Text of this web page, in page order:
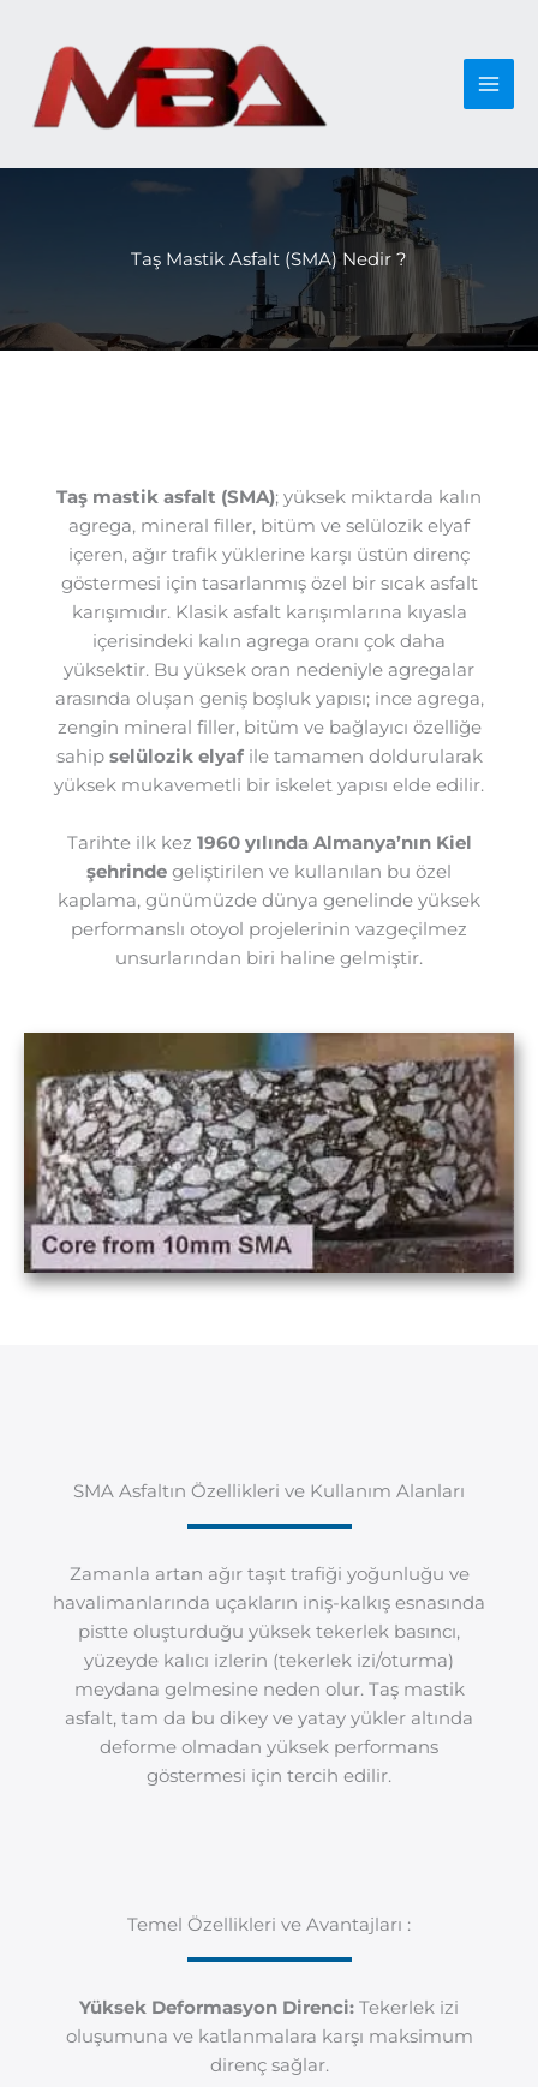
Taş Mastik Asfalt (SMA) Nedir ?
Taş mastik asfalt (SMA); yüksek miktarda kalın
agrega, mineral filler, bitüm ve selülozik elyaf
içeren, ağır trafik yüklerine karşı üstün direnç
göstermesi için tasarlanmış özel bir sıcak asfalt
karışımıdır. Klasik asfalt karışımlarına kıyasla
içerisindeki kalın agrega oranı çok daha
yüksektir. Bu yüksek oran nedeniyle agregalar
arasında oluşan geniş boşluk yapısı; ince agrega,
zengin mineral filler, bitüm ve bağlayıcı özelliğe
sahip selülozik elyafile tamamen doldurularak
yüksek mukavemetli bir iskelet yapısı elde edilir.
Tarihte ilk kez 1960 yılında Almanya’nın Kiel
şehrinde geliştirilen ve kullanılan bu özel
kaplama, günümüzde dünya genelinde yüksek
performanslı otoyol projelerinin vazgeçilmez
unsurlarından biri haline gelmiştir.
SMA Asfaltın Özellikleri ve Kullanım Alanları
Zamanla artan ağır taşıt trafiği yoğunluğu ve
havalimanlarında uçakların iniş-kalkış esnasında
pistte oluşturduğu yüksek tekerlek basıncı,
yüzeyde kalıcı izlerin (tekerlek izi/oturma)
meydana gelmesine neden olur. Taş mastik
asfalt, tam da bu dikey ve yatay yükler altında
deforme olmadan yüksek performans
göstermesi için tercih edilir.
Temel Özellikleri ve Avantajları :
Yüksek Deformasyon Direnci: Tekerlek izi
oluşumuna ve katlanmalara karşı maksimum
direnç sağlar.